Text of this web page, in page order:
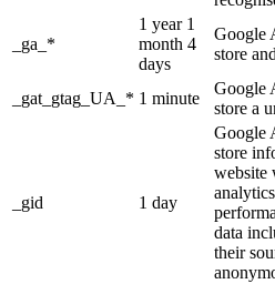
_ga_*
1 year 1
month 4
days
Google
store
_gat_gtag_UA_* 1 minute
Google
store a
_gid 1 day
Google
store
website
data
their